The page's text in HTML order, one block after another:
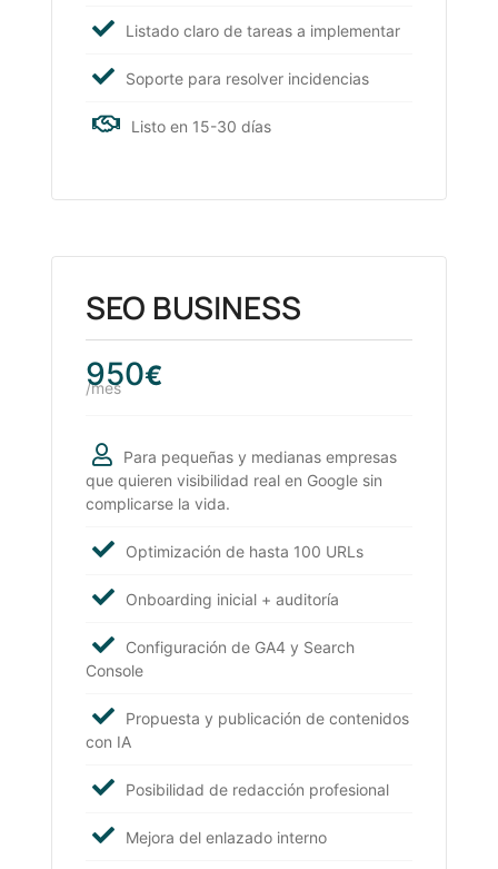
Listado claro de tareas a implementar
Soporte para resolver incidencias
Listo en 15-30 días
SEO BUSINESS
950€
/mes
Para pequeñas y medianas empresas
que quieren visibilidad real en Google sin
complicarse la vida.
Optimización de hasta 100 URLs
Onboarding inicial + auditoría
Configuración de GA4 y Search
Console
Propuesta y publicación de contenidos
con IA
Posibilidad de redacción profesional
Mejora del enlazado interno